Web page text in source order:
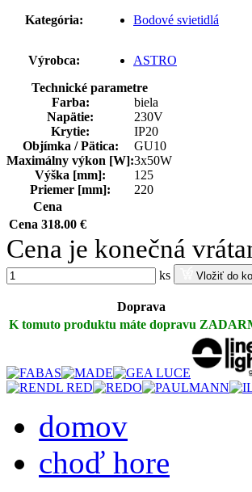
Kategória:
Bodové svietidlá
Výrobca:
ASTRO
Technické parametre
Farba:
biela
Napätie:
230V
Krytie:
IP20
Objímka / Pätica:
GU10
Maximálny výkon [W]:3x50W
Výška [mm]:
125
Priemer [mm]:
220
Cena
Cena 318.00 €
Cena je konečná
ks Vložiť do
Doprava
K tomuto produktu máte dopravu
domov
choď hore